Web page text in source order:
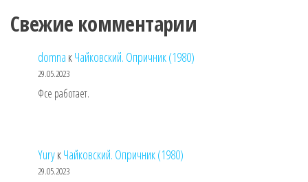
Свежие комментарии
domna кЧайковский. Опричник (1980)
29.05.2023
Фсе работает.
YuryкЧайковский. Опричник (1980)
29.05.2023